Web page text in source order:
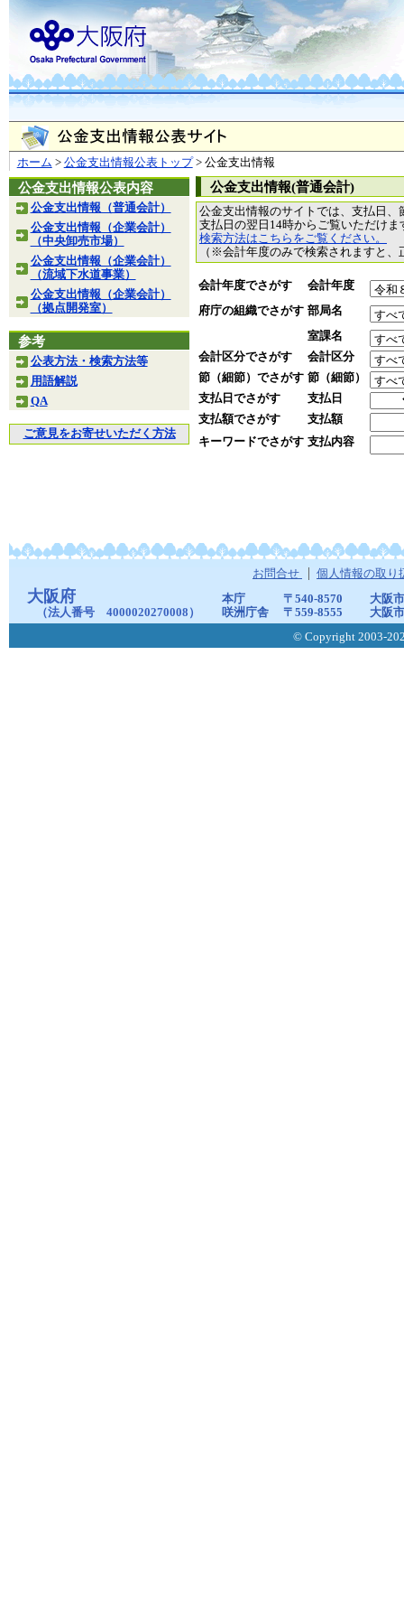
ホーム > 公金支出情報公表トップ> 公金支出情報
公金支出情報公表内容
公金支出情報（普通会計）
公金支出情報（企業会計）
（中央卸売市場）
公金支出情報（企業会計）
（流域下水道事業）
公金支出情報（企業会計）
（拠点開発室）
参考
公表方法・検索方法等
用語解説
QA
ご意見をお寄せいただく方法
公金支出情報(普通会計)
公金支出情報のサイトでは、支払日
支払日の翌日14時からご覧いただけ
検索方法はこちらをご覧ください。
（※会計年度のみで検索されますと
会計年度でさがす
会計年度
府庁の組織でさがす 部局名
室課名
会計区分でさがす
会計区分
節（細節）でさがす 節（細節）
支払日でさがす
支払日
支払額でさがす
支払額
キーワードでさがす 支払内容
お問合せ 個人情報の取り
大阪府
（法人番号 4000020270008）
本庁 〒540-8570
大阪
咲洲庁舎
〒559-8555
大阪
© Copyright 2003-